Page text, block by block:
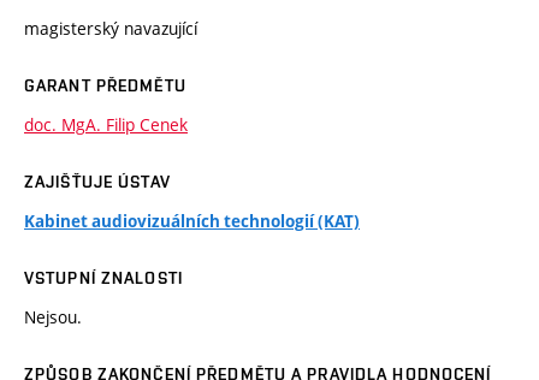
magisterský navazující
GARANT PŘEDMĚTU
doc. MgA. Filip Cenek
ZAJIŠŤUJE ÚSTAV
Kabinet audiovizuálních technologií (KAT)
VSTUPNÍ ZNALOSTI
Nejsou.
ZPŮSOB ZAKONČENÍ PŘEDMĚTU A PRAVIDLA HODNOCENÍ